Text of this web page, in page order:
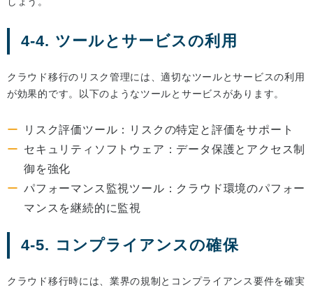
4-4. ツールとサービスの利用
クラウド移行のリスク管理には、適切なツールとサービスの利用
が効果的です。以下のようなツールとサービスがあります。
リスク評価ツール：リスクの特定と評価をサポート
セキュリティソフトウェア：データ保護とアクセス制
御を強化
パフォーマンス監視ツール：クラウド環境のパフォー
マンスを継続的に監視
4-5. コンプライアンスの確保
クラウド移行時には、業界の規制とコンプライアンス要件を確実